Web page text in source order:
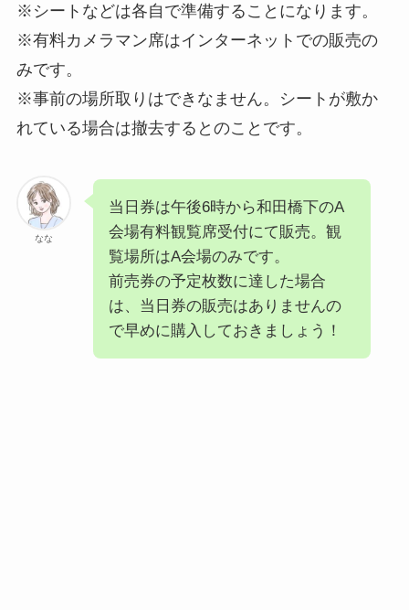
※シートなどは各自で準備することになります。
※有料カメラマン席はインターネットでの販売の
みです。
※事前の場所取りはできなません。シートが敷か
れている場合は撤去するとのことです。
なな
当日券は午後6時から和田橋下のA
会場有料観覧席受付にて販売。観
覧場所はA会場のみです。
前売券の予定枚数に達した場合
は、当日券の販売はありませんの
で早めに購入しておきましょう！